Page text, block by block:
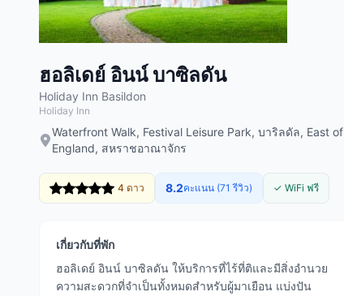
ฮอลิเดย์ อินน์ บาซิลดัน
Holiday Inn Basildon
Holiday Inn
Waterfront Walk, Festival Leisure Park, บาริลดัล, East of
England, สหราชอาณาจักร
4 ดาว 8.2คะแนน (71 รีวิว) ✓ WiFi ฟรี
เกี่ยวกับที่พัก
ฮอลิเดย์ อินน์ บาซิลดัน ให้บริการที่ไร้ที่ติและมีสิ่งอำนวย
ความสะดวกที่จำเป็นทั้งหมดสำหรับผู้มาเยือน แบ่งปัน